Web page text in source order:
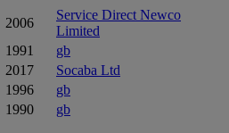
2006
Service Direct Newco
Limited
1991
gb
2017
Socaba Ltd
1996
gb
1990 gb